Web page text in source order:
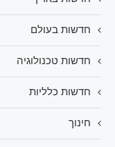
חדשות בעולם
חדשות טכנולוגיה
חדשות כלליות
חינוך